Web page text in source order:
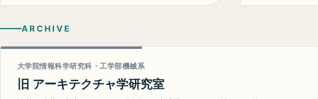
ARCHIVE
大学院情報科学研究科・工学部機械系
旧 アーキテクチャ学研究室